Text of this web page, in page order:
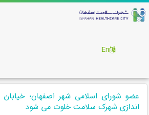
En
عضو شورای اسلامی شهر اصفهان؛ خیابان
اندازی شهرک سلامت خلوت می شود